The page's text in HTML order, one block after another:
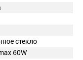
стекло
60W